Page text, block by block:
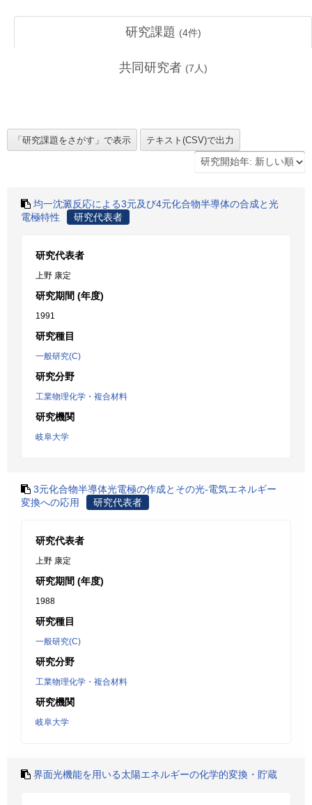
研究課題 (4件)
共同研究者 (7 人)
均一沈澱反応による3元及び4元化合物半導体の合成と光
電極特性
研究代表者
研究代表者
上野 康定
研究期間 (年度)
1991
研究種目
一般研究(C)
研究分野
工業物理化学・複合材料
研究機関
岐阜大学
3元化合物半導体光電極の作成とその光-電気エネルギー
変換への応用
研究代表者
研究代表者
上野 康定
研究期間 (年度)
1988
研究種目
一般研究(C)
研究分野
工業物理化学・複合材料
研究機関
岐阜大学
界面光機能を用いる太陽エネルギーの化学的変換・貯蔵